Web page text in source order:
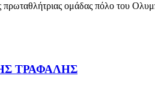
ομάδας πόλο του
ΤΡΑΦΑΛΗΣ